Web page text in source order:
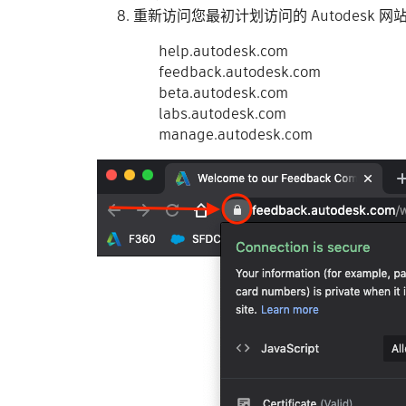
重新访问您最初计划访问的 Autodesk 网
help.autodesk.com
feedback.autodesk.com
beta.autodesk.com
labs.autodesk.com
manage.autodesk.com